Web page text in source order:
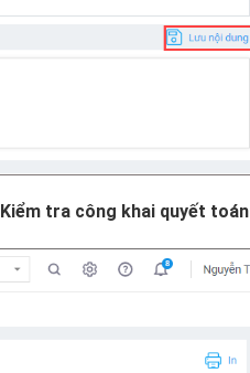
Kiểm tra công khai quyết